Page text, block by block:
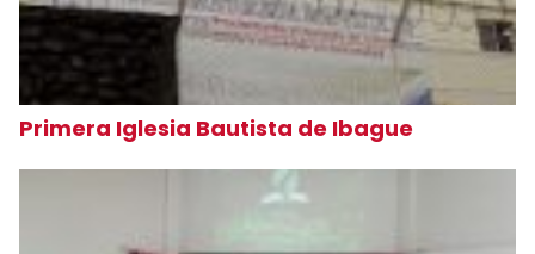
Primera Iglesia Bautista de Ibague